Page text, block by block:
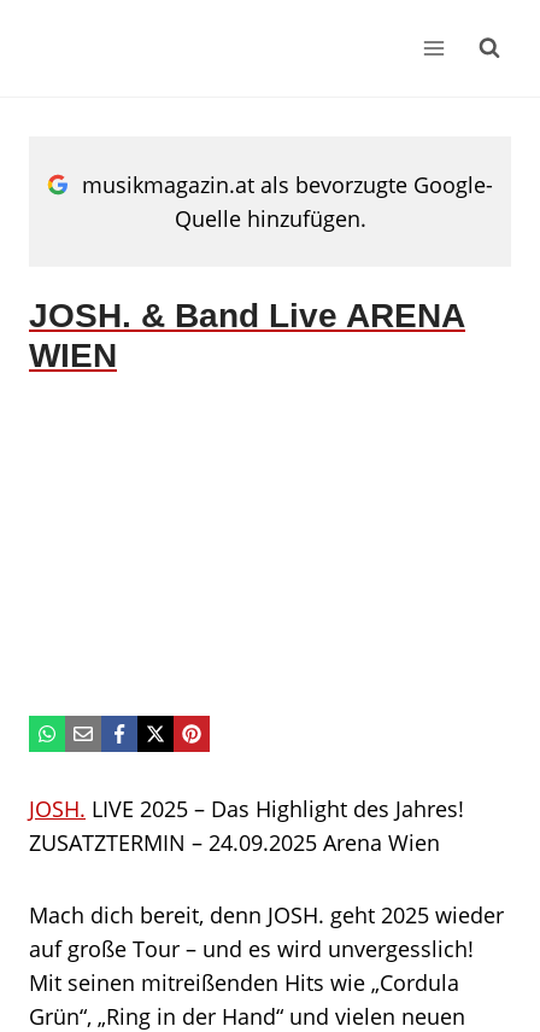
musikmagazin.at als bevorzugte Google-
Quelle hinzufügen.
JOSH. & Band Live ARENA
WIEN
JOSH. LIVE 2025 – Das Highlight des Jahres!
ZUSATZTERMIN – 24.09.2025 Arena Wien
Mach dich bereit, denn JOSH. geht 2025 wieder
auf große Tour – und es wird unvergesslich!
Mit seinen mitreißenden Hits wie „Cordula
Grün“, „Ring in der Hand“ und vielen neuen